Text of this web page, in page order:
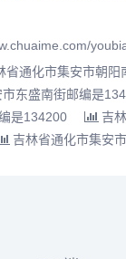
省通化市集安市朝
东盛南街邮编是
是134200
吉
吉林省通化市集安